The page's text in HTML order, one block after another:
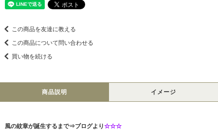
この商品を友達に教える
この商品について問い合わせる
買い物を続ける
商品説明 イメージ
風の紋章が誕生するまで⇒ブログより☆☆☆